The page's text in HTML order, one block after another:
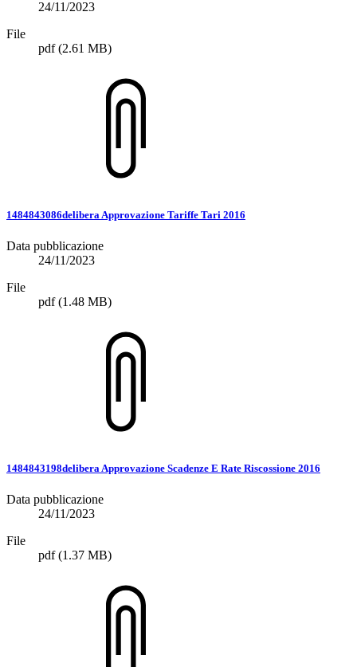
24/11/2023
File
pdf(2.61 MB)
1484843086delibera Approvazione Tariffe Tari 2016
Data pubblicazione
24/11/2023
File
pdf(1.48 MB)
1484843198delibera Approvazione Scadenze E Rate Riscossione 2016
Data pubblicazione
24/11/2023
File
pdf(1.37 MB)